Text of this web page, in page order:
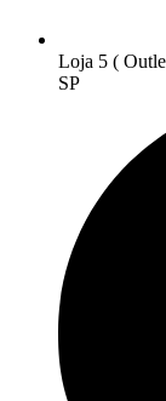
Loja 5 (
SP